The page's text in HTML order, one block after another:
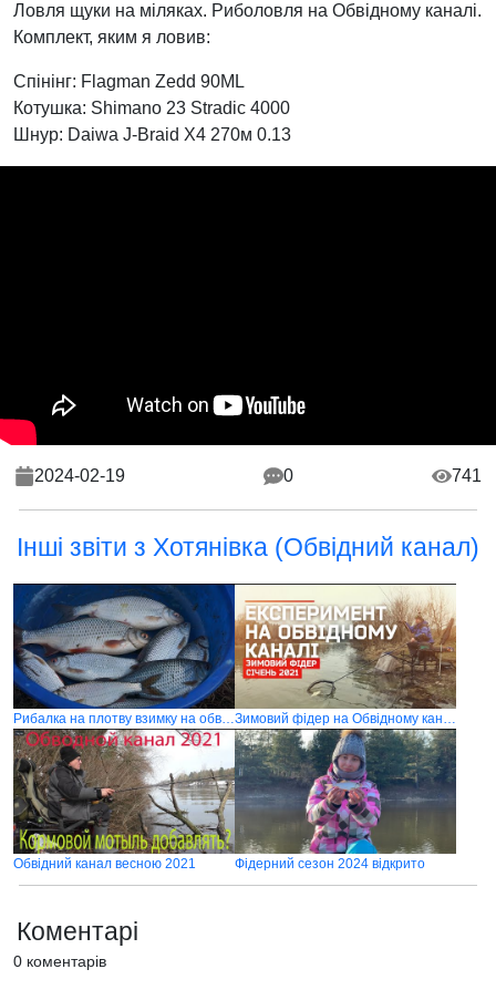
Ловля щуки на міляках. Риболовля на Обвідному каналі.
Комплект, яким я ловив:
Спінінг: Flagman Zedd 90ML
Котушка: Shimano 23 Stradic 4000
Шнур: Daiwa J-Braid X4 270м 0.13
2024-02-19 0 741
Інші звіти з Хотянівка (Обвідний канал)
Рибалка на плотву взимку на обвідному каналі Зимовий фідер на Обвідному каналі 2021
Обвідний канал весною 2021 Фідерний сезон 2024 відкрито
Коментарі
0 коментарів